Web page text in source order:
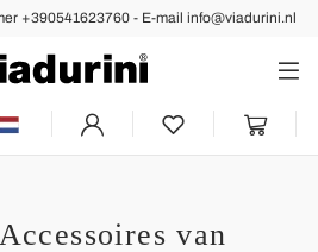
+390541623760 - E-mail info@viadurini.nl
van